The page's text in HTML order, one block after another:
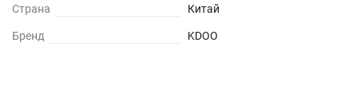
Страна Китай
Бренд KDOO